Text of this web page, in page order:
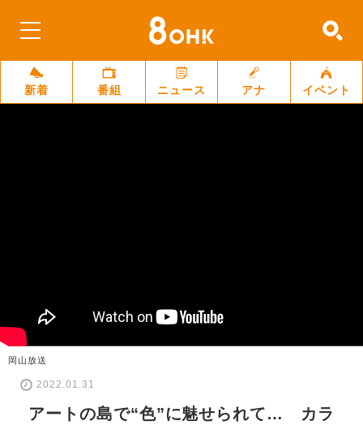
新着 番組 ニュース アナ イベント
岡山放送
2022.01.31
アートの島で“色”に魅せられて… カラ